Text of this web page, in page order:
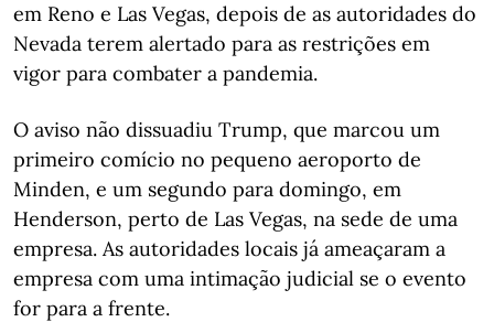
em Reno e Las Vegas, depois de as autoridades do
Nevada terem alertado para as restrições em
vigor para combater a pandemia.
O aviso não dissuadiu Trump, que marcou um
primeiro comício no pequeno aeroporto de
Minden, e um segundo para domingo, em
Henderson, perto de Las Vegas, na sede de uma
empresa. As autoridades locais já ameaçaram a
empresa com uma intimação judicial se o evento
for para a frente.